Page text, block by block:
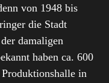
von 1948 bis
die Stadt
damaligen
haben ca. 600
in